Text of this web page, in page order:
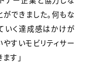
できました。何もな
いく達成感はかけが
すいモビリティサー
す」